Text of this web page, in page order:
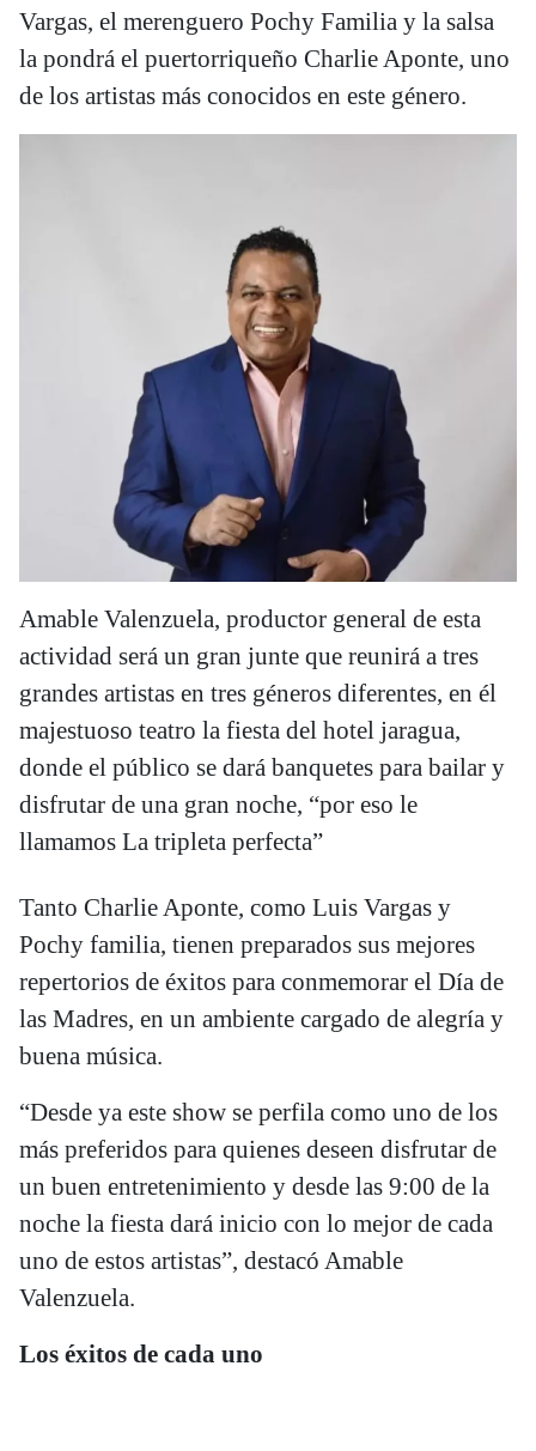
Vargas, el merenguero Pochy Familia y la salsa
la pondrá el puertorriqueño Charlie Aponte, uno
de los artistas más conocidos en este género.
Amable Valenzuela, productor general de esta
actividad será un gran junte que reunirá a tres
grandes artistas en tres géneros diferentes, en él
majestuoso teatro la fiesta del hotel jaragua,
donde el público se dará banquetes para bailar y
disfrutar de una gran noche, “por eso le
llamamos La tripleta perfecta”
Tanto Charlie Aponte, como Luis Vargas y
Pochy familia, tienen preparados sus mejores
repertorios de éxitos para conmemorar el Día de
las Madres, en un ambiente cargado de alegría y
buena música.
“Desde ya este show se perfila como uno de los
más preferidos para quienes deseen disfrutar de
un buen entretenimiento y desde las 9:00 de la
noche la fiesta dará inicio con lo mejor de cada
uno de estos artistas”, destacó Amable
Valenzuela.
Los éxitos de cada uno